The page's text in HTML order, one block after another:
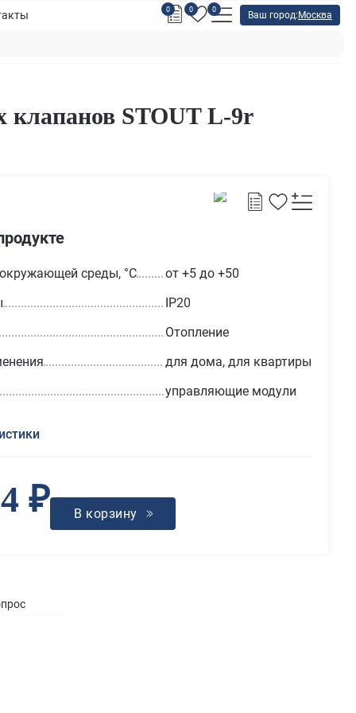
0 0 0
Ваш город: Москва
клапанов STOUT L-9r
среды, °С
от +5 до +50
IP20
Отопление
для дома, для квартиры
управляющие модули
₽ В корзину